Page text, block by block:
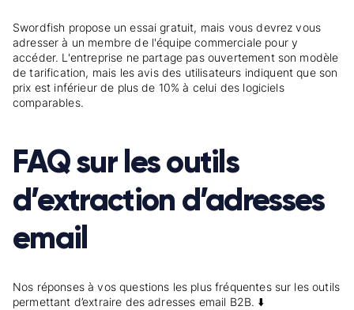
Swordfish propose un essai gratuit, mais vous devrez vous
adresser à un membre de l'équipe commerciale pour y
accéder. L'entreprise ne partage pas ouvertement son modèle
de tarification, mais les avis des utilisateurs indiquent que son
prix est inférieur de plus de 10% à celui des logiciels
comparables.
FAQ sur les outils
d’extraction d’adresses
email
Nos réponses à vos questions les plus fréquentes sur les outils
permettant d’extraire des adresses email B2B. ⬇️